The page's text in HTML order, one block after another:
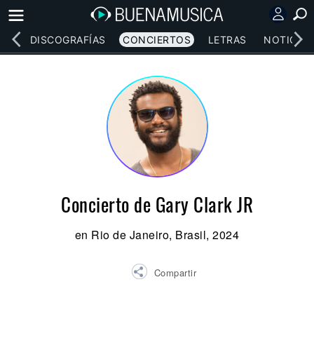
DISCOGRAFÍAS CONCIERTOS LETRAS NOTICIAS
Concierto de Gary Clark JR
en Rio de Janeiro, Brasil, 2024
Compartir